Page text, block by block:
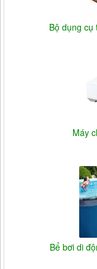
Bộ dụng cụ
Máy
Bể bơi di